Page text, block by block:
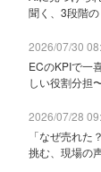
聞く、3段階
2026/07/30
ECのKPIで一
しい役割分担
2026/07/28
「なぜ売れ
挑む、現場の